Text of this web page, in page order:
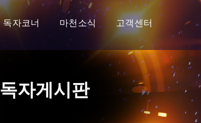
독자코너 마천소식 고객센터
독자게시판